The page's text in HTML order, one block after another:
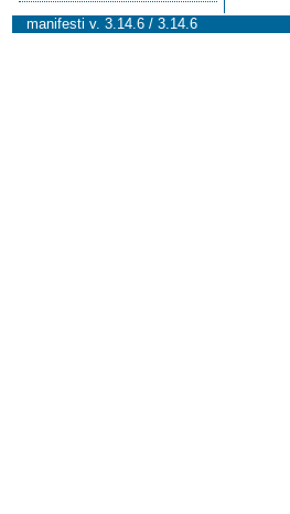
manifesti v. 3.14.6 / 3.14.6